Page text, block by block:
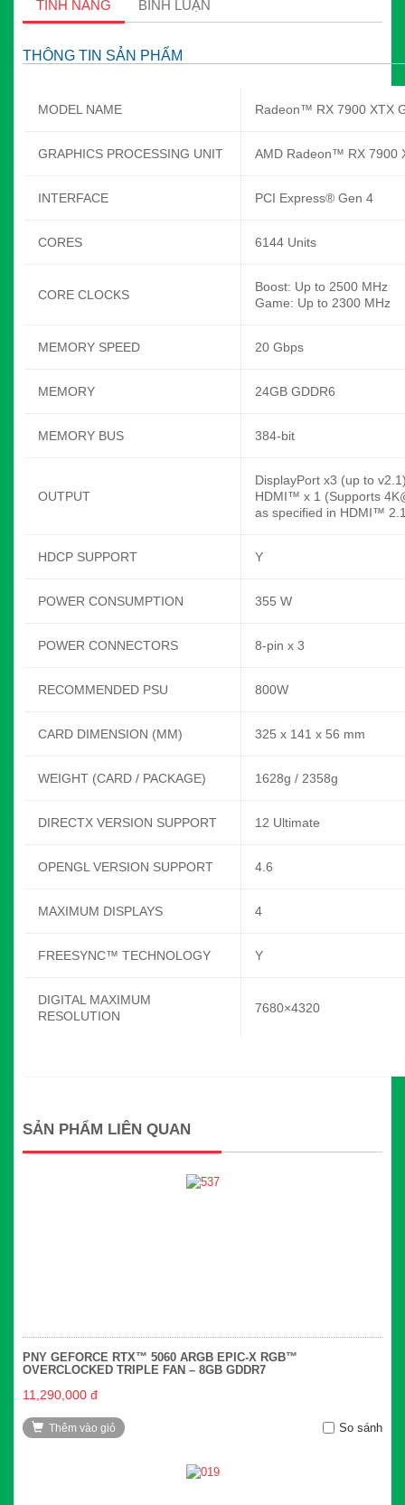
TÍNH NĂNG BÌNH LUẬN
THÔNG TIN SẢN PHẨM
MODEL NAME Radeon™ RX 7900 XTX
GRAPHICS PROCESSING UNIT AMD Radeon™ RX 7900
INTERFACE PCI Express® Gen 4
CORES 6144 Units
CORE CLOCKS
Boost: Up to 2500 MHz
Game: Up to 2300 MHz
MEMORY SPEED 20 Gbps
MEMORY 24GB GDDR6
MEMORY BUS 384-bit
OUTPUT
DisplayPort x3 (up to
HDMI™ x 1 (Supports
as specified in HDMI™
HDCP SUPPORT Y
POWER CONSUMPTION 355 W
POWER CONNECTORS 8-pin x 3
RECOMMENDED PSU 800W
CARD DIMENSION (MM) 325 x 141 x 56 mm
WEIGHT (CARD / PACKAGE) 1628g / 2358g
DIRECTX VERSION SUPPORT 12 Ultimate
OPENGL VERSION SUPPORT 4.6
MAXIMUM DISPLAYS 4
FREESYNC™ TECHNOLOGY Y
DIGITAL MAXIMUM
RESOLUTION
7680×4320
SẢN PHẨM LIÊN QUAN
PNY GEFORCE RTX™ 5060 ARGB EPIC-X RGB™
OVERCLOCKED TRIPLE FAN – 8GB GDDR7
11,290,000 đ
Thêm vào giỏ So sánh